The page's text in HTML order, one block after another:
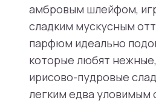
амбровым шлейфом,
сладким мускусным
парфюм идеально
которые любят
ирисово-пудровые
легким едва уловимым